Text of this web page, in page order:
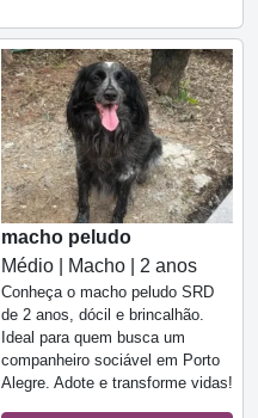
macho peludo
Médio | Macho | 2 anos
Conheça o macho peludo SRD
de 2 anos, dócil e brincalhão.
Ideal para quem busca um
companheiro sociável em Porto
Alegre. Adote e transforme vidas!